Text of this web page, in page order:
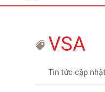
VSA
Tin tức cập